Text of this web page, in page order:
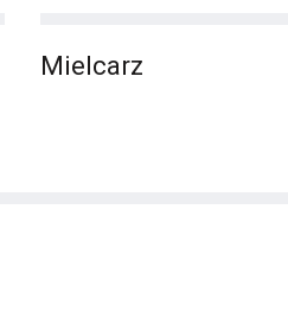
Mielcarz